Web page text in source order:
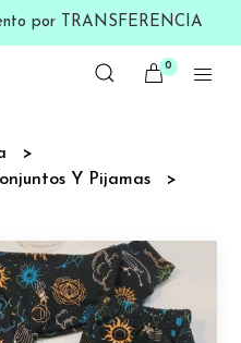
por TRANSFERENCIA
0
Y Pijamas